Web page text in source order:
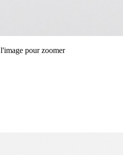
l'image pour zoomer